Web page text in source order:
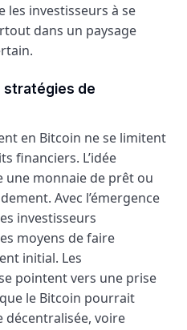
investisseurs à se
dans un paysage
stratégies de
en Bitcoin ne se limitent
financiers. L’idée
une monnaie de prêt ou
Avec l’émergence
investisseurs
moyens de faire
initial. Les
pointent vers une prise
le Bitcoin pourrait
décentralisée, voire